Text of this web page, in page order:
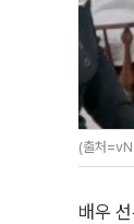
(출처=vN
배우